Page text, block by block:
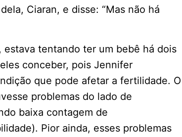
Ciaran, e disse: “Mas não há
estava tentando ter um bebê há dois
conceber, pois Jennifer
que pode afetar a fertilidade. O
problemas do lado de
baixa contagem de
Pior ainda, esses problemas